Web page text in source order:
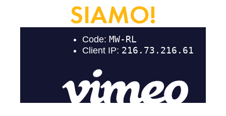
SIAMO!